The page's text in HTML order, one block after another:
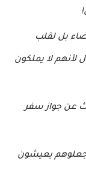
بل لقلب
لأنهم لا يملكون
عن جواز سفر
تجعلوهم يعيشون